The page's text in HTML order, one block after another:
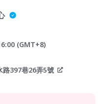
(GMT+8)
路397巷26弄5號